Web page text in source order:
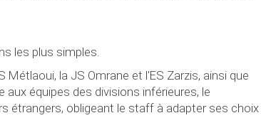
les plus simples.
la JS Omrane et l'ES Zarzis, ainsi que
équipes des divisions inférieures, le
étrangers, obligeant le staff à adapter ses choix